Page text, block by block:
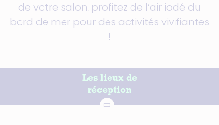
de votre salon, profitez de l’air iodé du
bord de mer pour des activités vivifiantes
!
Les lieux de
réception